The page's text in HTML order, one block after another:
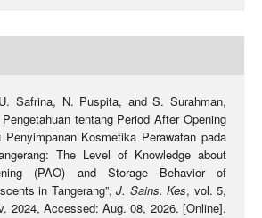
Safrina, N. Puspita, and S. Surahman,
tentang Period After Opening
Kosmetika Perawatan pada
The Level of Knowledge about
(PAO) and Storage Behavior of
in Tangerang”,J. Sains. Kes, vol. 5,
2024, Accessed: Aug. 08, 2026. [Online].